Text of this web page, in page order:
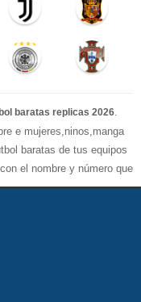
baratas replicas 2026.
e mujeres,ninos,manga
baratas de tus equipos
el nombre y número que
son de máxima calidad
quedarás muy satisfecho
por lo que te
animar a tu equipo
lo más barata